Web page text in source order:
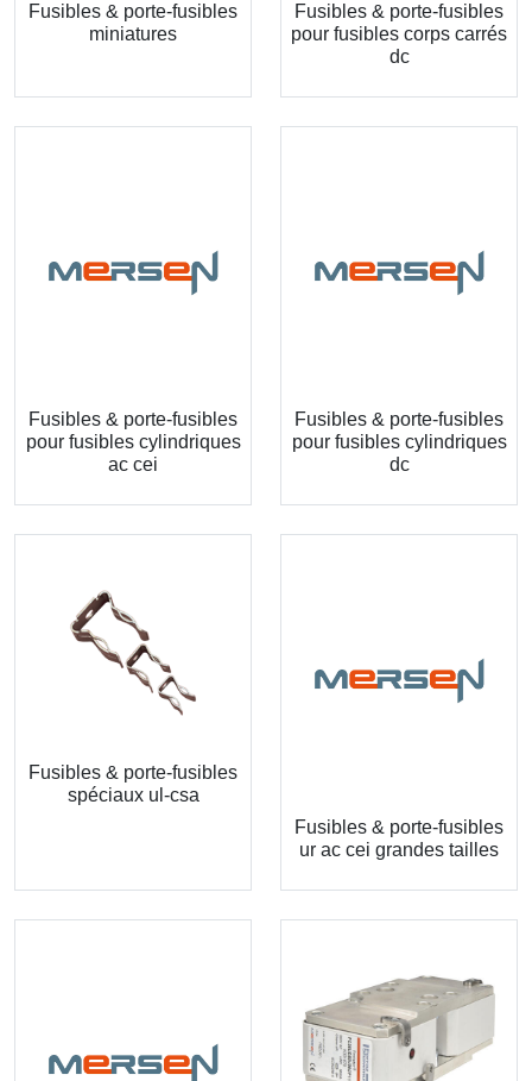
Fusibles & porte-fusibles
miniatures
Fusibles & porte-fusibles
pour fusibles corps carrés
dc
Fusibles & porte-fusibles
pour fusibles cylindriques
ac cei
Fusibles & porte-fusibles
pour fusibles cylindriques
dc
Fusibles & porte-fusibles
spéciaux ul-csa
Fusibles & porte-fusibles
ur ac cei grandes tailles